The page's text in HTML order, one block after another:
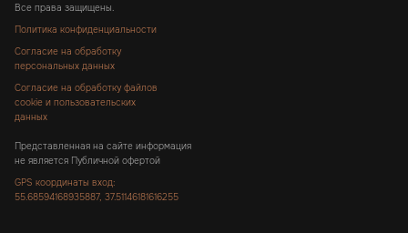
Все права защищены.
Политика конфиденциальности
Согласие на обработку
персональных данных
Согласие на обработку файлов
cookie и пользовательских
данных
Представленная на сайте информация
не является Публичной офертой
GPS координаты вход:
55.68594168935887, 37.51146181616255